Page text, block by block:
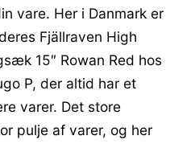
vare. Her i Danmark er
Fjällraven High
15″ Rowan Red hos
P, der altid har et
varer. Det store
pulje af varer, og her